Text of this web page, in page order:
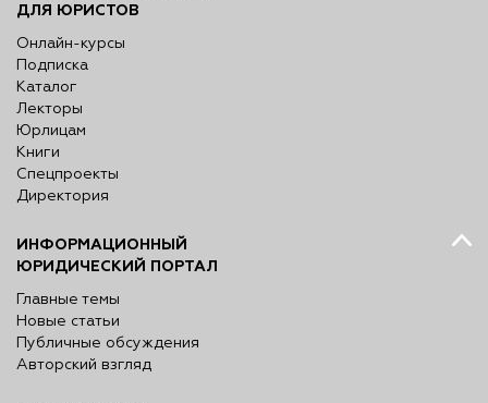
ДЛЯ ЮРИСТОВ
Онлайн-курсы
Подписка
Каталог
Лекторы
Юрлицам
Книги
Спецпроекты
Директория
ИНФОРМАЦИОННЫЙ
ЮРИДИЧЕСКИЙ ПОРТАЛ
Главные темы
Новые статьи
Публичные обсуждения
Авторский взгляд